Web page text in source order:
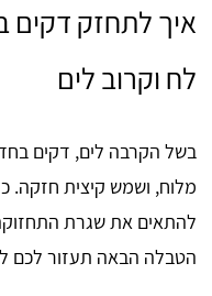
איך לתחזק
לח וקרוב לים
בשל הקרבה לים, דקים
מלוח, ושמש קיצית חזקה.
להתאים את שגרת
הטבלה הבאה תעזור לכם